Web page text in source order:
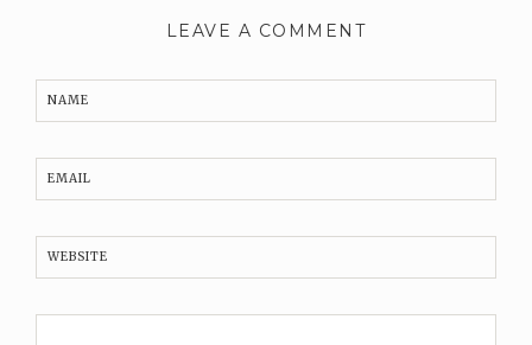
LEAVE A COMMENT
NAME
EMAIL
WEBSITE